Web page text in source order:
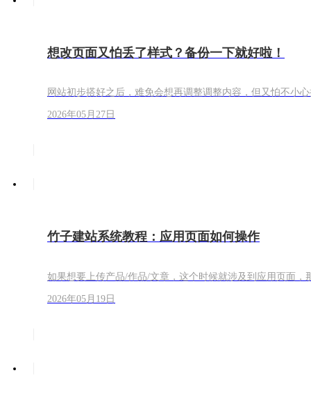
想改页面又怕丢了样式？备份一下就好啦！
网站初步搭好之后，难免会想再调整调整内容，但又怕不小
2026年05月27日
竹子建站系统教程：应用页面如何操作
如果想要上传产品/作品/文章，这个时候就涉及到应用页面
2026年05月19日